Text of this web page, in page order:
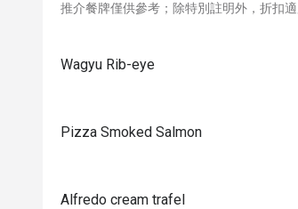
推介餐牌僅供參考；除特別註明外，折扣
Wagyu Rib-eye
Pizza Smoked Salmon
Alfredo cream trafel